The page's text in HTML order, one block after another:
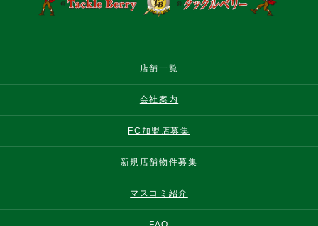
店舗一覧
会社案内
FC加盟店募集
新規店舗物件募集
マスコミ紹介